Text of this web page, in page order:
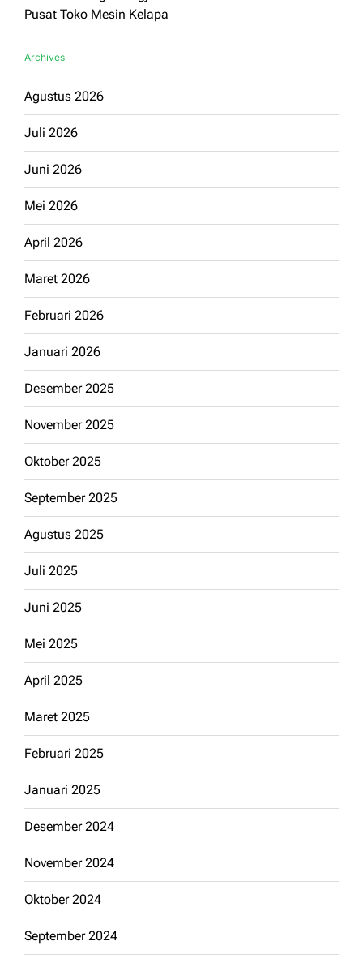
Pusat Toko Mesin Kelapa
Archives
Agustus 2026
Juli 2026
Juni 2026
Mei 2026
April 2026
Maret 2026
Februari 2026
Januari 2026
Desember 2025
November 2025
Oktober 2025
September 2025
Agustus 2025
Juli 2025
Juni 2025
Mei 2025
April 2025
Maret 2025
Februari 2025
Januari 2025
Desember 2024
November 2024
Oktober 2024
September 2024